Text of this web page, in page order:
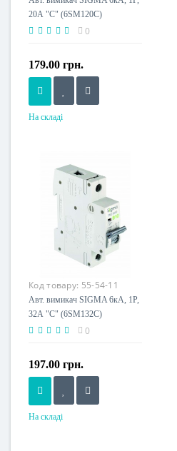
20А "С" (6SM120C)
0
179.00 грн.
На складі
Напруга живлення
Код товару: 55-54-11
Авт. вимикач SIGMA 6кА, 1Р,
32А "С" (6SM132C)
0
197.00 грн.
На складі